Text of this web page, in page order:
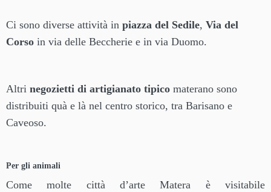
Ci sono diverse attività in piazza del Sedile, Via del
Corso in via delle Beccherie e in via Duomo.
Altri negozietti di artigianato tipico materano sono
distribuiti quà e là nel centro storico, tra Barisano e
Caveoso.
Per gli animali
Come molte città d’arte Matera è visitabile